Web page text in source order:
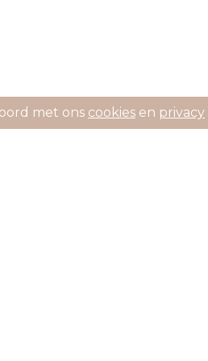
met ons cookies en privacy